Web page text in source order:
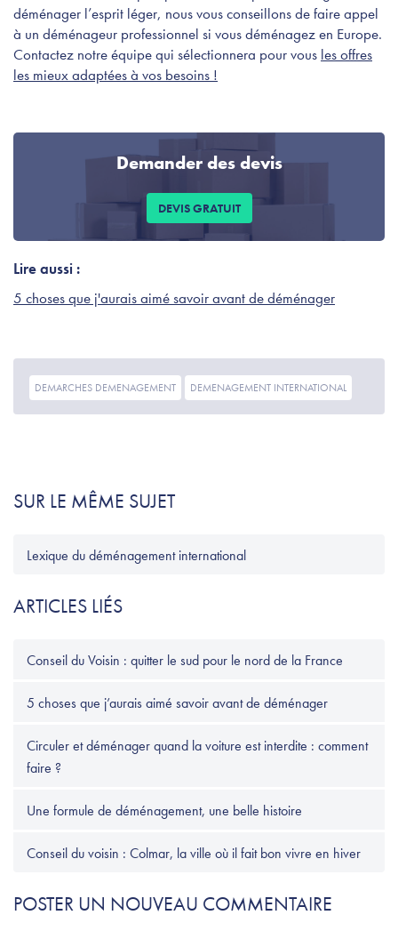
déménager l’esprit léger, nous vous conseillons de faire appel
à un déménageur professionnel si vous déménagez en Europe.
Contactez notre équipe qui sélectionnera pour vous les offres
les mieux adaptées à vos besoins !
Demander des devis
DEVIS GRATUIT
Lire aussi :
5 choses que j'aurais aimé savoir avant de déménager
DEMARCHES DEMENAGEMENT DEMENAGEMENT INTERNATIONAL
SUR LE MÊME SUJET
Lexique du déménagement international
ARTICLES LIÉS
Conseil du Voisin : quitter le sud pour le nord de la France
5 choses que j’aurais aimé savoir avant de déménager
Circuler et déménager quand la voiture est interdite : comment
faire ?
Une formule de déménagement, une belle histoire
Conseil du voisin : Colmar, la ville où il fait bon vivre en hiver
POSTER UN NOUVEAU COMMENTAIRE